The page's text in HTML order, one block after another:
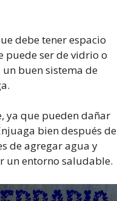
debe tener espacio
puede ser de vidrio o
buen sistema de
ya que pueden dañar
bien después de
de agregar agua y
un entorno saludable.